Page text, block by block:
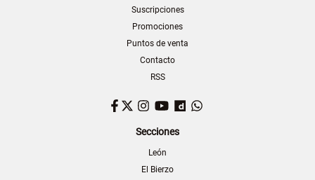
Suscripciones
Promociones
Puntos de venta
Contacto
RSS
Facebook
TwitterInstagram
YouTubeDailymotion
Secciones
León
El Bierzo